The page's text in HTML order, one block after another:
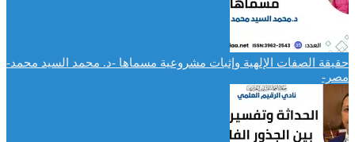
حقيقة الصفات الإلهية وإثبات مشروعية مسماها -د. محمد السيد محمد-
مصر-